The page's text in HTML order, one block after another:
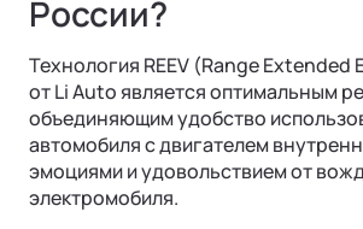
России?
Технология REEV (Range Extended
от Li Auto является оптимальным
объединяющим удобство
автомобиля с двигателем
эмоциями и удовольствием от
электромобиля.